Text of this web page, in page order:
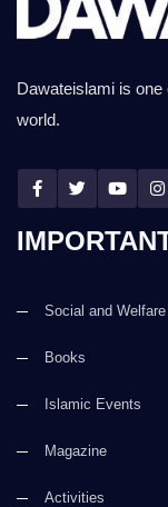
Dawateislami is
world.
Social and Welfare
Books
Islamic Events
Magazine
Activities